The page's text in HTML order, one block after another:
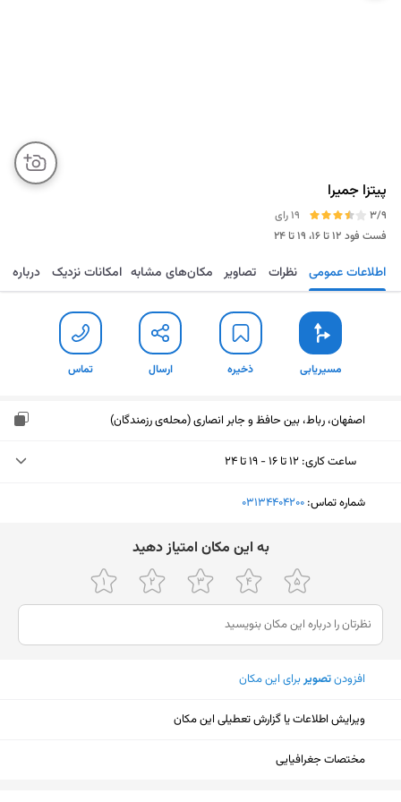
پیتزا جمیرا
3/9
19 رای
فست فود ۱۲ تا ۱۶، ۱۹ تا ۲۴
مسیریابی ذخیره ارسال تماس اطلاعات عمومی نظرات تصاویر مکان‌های مشابه امکانات نزدیک درباره
مسیریابی ذخیره ارسال تماس
اصفهان، رباط، بین حافظ و جابر انصاری (محله‌ی رزمندگان)
ساعت کاری: ۱۲ تا ۱۶ - ۱۹ تا ۲۴
سه‌شنبه (امروز)
۱۲ تا ۱۶ - ۱۹ تا ۲۴
جمعه
۱۲ تا ۱۶ - ۱۹ تا ۲۴
شنبه
۱۲ تا ۱۶ - ۱۹ تا ۲۴
یکشنبه
دوشنبه
شماره تماس: ‎03134404200
ﺑﻪ اﯾﻦ ﻣﮑﺎن اﻣﺘﯿﺎز دﻫﯿﺪ
افزودنتصویربرای این مکان
ویرایش اطلاعات یا گزارش تعطیلی این مکان
مختصات جغرافیایی